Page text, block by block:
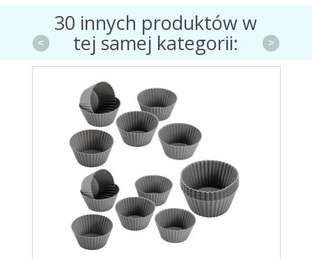
30 innych produktów w
tej samej kategorii:
< >